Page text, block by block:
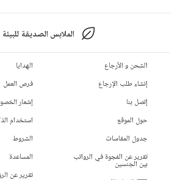
الملابس الصديقة للبيئة
الشحن و الأرجاع
إنشاء طلب الإرجاع
إتصل بنا
حول الموقع
جدول المقاسات
تقرير عن الفجوة في الرواتب
بين الجنسين
الهدايا
فرص العمل
إشعار
استخدام
الشروط
المساعدة
تقرير عن